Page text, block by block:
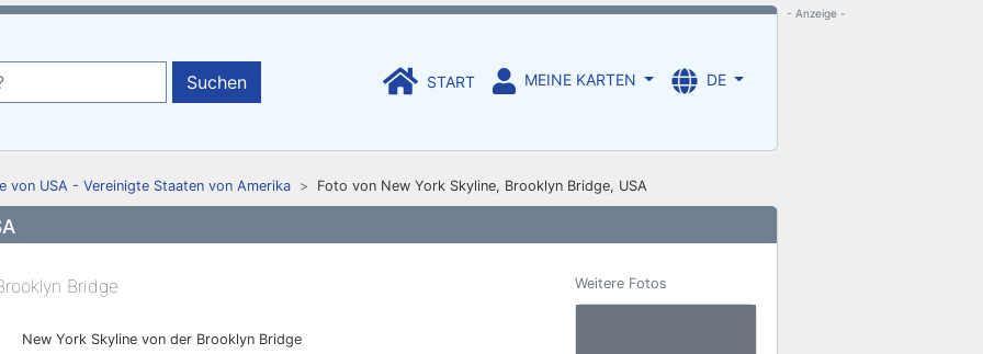
Suchen START MEINE KARTEN DE
von USA - Vereinigte Staaten von Amerika Foto von New York Skyline, Brooklyn Bridge, USA
New York Skyline von der Brooklyn Bridge
Weitere Fotos
- Anzeige -